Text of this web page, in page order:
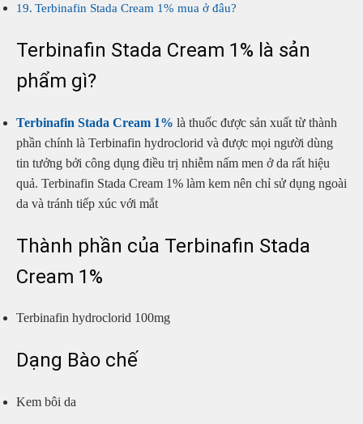
Terbinafin Stada Cream 1% mua ở đâu?
Terbinafin Stada Cream 1% là sản
phẩm gì?
Terbinafin Stada Cream 1% là thuốc được sản xuất từ thành
phần chính là Terbinafin hydroclorid và được mọi người dùng
tin tưởng bởi công dụng điều trị nhiễm nấm men ở da rất hiệu
quả. Terbinafin Stada Cream 1% làm kem nên chỉ sử dụng ngoài
da và tránh tiếp xúc với mắt
Thành phần của Terbinafin Stada
Cream 1%
Terbinafin hydroclorid 100mg
Dạng Bào chế
Kem bôi da